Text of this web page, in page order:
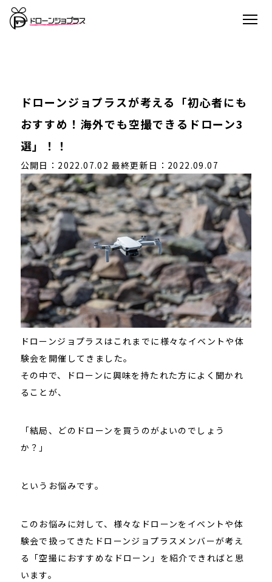
ドローンジョプラスが考える「初心者にも
おすすめ！海外でも空撮できるドローン3
選」！！
公開日：2022.07.02 最終更新日：2022.09.07
ドローンジョプラスはこれまでに様々なイベントや体
験会を開催してきました。
その中で、ドローンに興味を持たれた方によく聞かれ
ることが、
「結局、どのドローンを買うのがよいのでしょう
か？」
というお悩みです。
このお悩みに対して、様々なドローンをイベントや体
験会で扱ってきたドローンジョプラスメンバーが考え
る「空撮におすすめなドローン」を紹介できればと思
います。